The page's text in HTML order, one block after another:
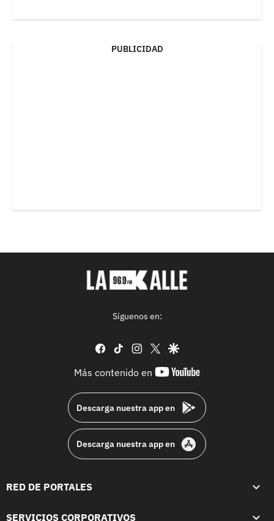
PUBLICIDAD
Síguenos en:
facebook
tiktok instagram
twittergoogle
Más contenido en
youtube-
Descarga nuestra app en
Descarga nuestra app en
RED DE PORTALES
SERVICIOS CORPORATIVOS